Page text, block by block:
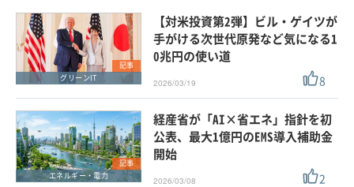
記事
グリーンIT
【対米投資第2弾】ビル・ゲイツが
手がける次世代原発など気になる1
0兆円の使い道
2026/03/19 8
記事
エネルギー・電力
経産省が「AI×省エネ」指針を初
公表、最大1億円のEMS導入補助金
開始
2026/03/08 2